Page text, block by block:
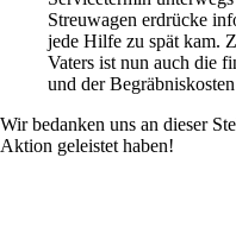
Streuwagen erdrücke
jede Hilfe zu spät kam.
Vaters ist nun auch die
und der
Wir bedanken uns an dieser
Aktion geleistet haben!